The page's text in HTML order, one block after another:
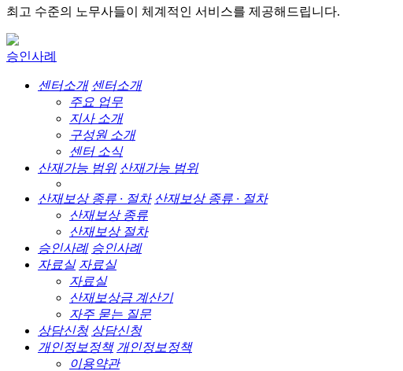
최고 수준의 노무사들이 체계적인 서비스를 제공해드립니다.
승인사례
센터소개 센터소개
주요 업무
지사 소개
구성원 소개
센터 소식
산재가능 범위 산재가능 범위
산재보상 종류 · 절차 산재보상 종류 · 절차
산재보상 종류
산재보상 절차
승인사례 승인사례
자료실 자료실
자료실
산재보상금 계산기
자주 묻는 질문
상담신청 상담신청
개인정보정책 개인정보정책
이용약관